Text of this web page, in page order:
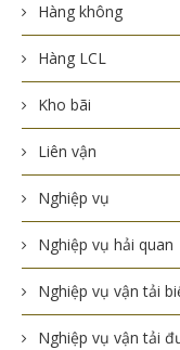
Hàng không
Hàng LCL
Kho bãi
Liên vận
Nghiệp vụ
Nghiệp vụ hải quan
Nghiệp vụ vận tải
Nghiệp vụ vận tải